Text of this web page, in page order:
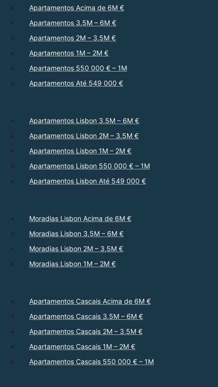
Apartamentos Acima de 6M €
Apartamentos 3,5M – 6M €
Apartamentos 2M – 3,5M €
Apartamentos 1M – 2M €
Apartamentos 550 000 € – 1M
Apartamentos Até 549 000 €
Apartamentos Lisbon 3,5M – 6M €
Apartamentos Lisbon 2M – 3,5M €
Apartamentos Lisbon 1M – 2M €
Apartamentos Lisbon 550 000 € – 1M
Apartamentos Lisbon Até 549 000 €
Moradias Lisbon Acima de 6M €
Moradias Lisbon 3,5M – 6M €
Moradias Lisbon 2M – 3,5M €
Moradias Lisbon 1M – 2M €
Apartamentos Cascais Acima de 6M €
Apartamentos Cascais 3,5M – 6M €
Apartamentos Cascais 2M – 3,5M €
Apartamentos Cascais 1M – 2M €
Apartamentos Cascais 550 000 € – 1M